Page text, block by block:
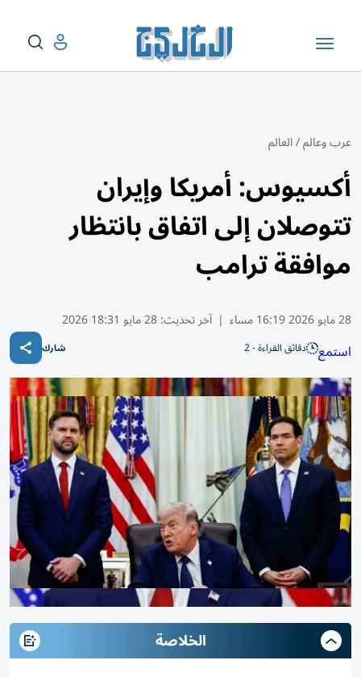
عرب وعالم/العالم
أكسيوس: أمريكا وإيران
تتوصلان إلى اتفاق بانتظار
موافقة ترامب
28 مايو 2026 16:19 مساء | آخر تحديث:28 مايو 18:31 2026
استمع دقائق القراءة - 2 شارك
الخلاصة